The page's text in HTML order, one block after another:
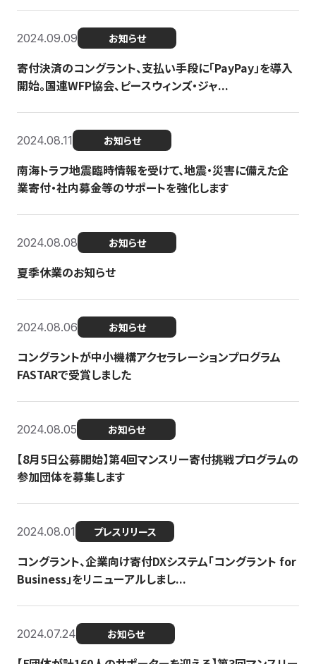
2024.09.09 お知らせ
寄付決済のコングラント、支払い手段に「PayPay」を導入
開始。国連WFP協会、ピースウィンズ・ジャ...
2024.08.11 お知らせ
南海トラフ地震臨時情報を受けて、地震・災害に備えた企
業寄付・社内募金等のサポートを強化します
2024.08.08 お知らせ
夏季休業のお知らせ
2024.08.06 お知らせ
コングラントが中小機構アクセラレーションプログラム
FASTARで受賞しました
2024.08.05 お知らせ
【8月5日公募開始】第4回マンスリー寄付挑戦プログラムの
参加団体を募集します
2024.08.01 プレスリリース
コングラント、企業向け寄付DXシステム「コングラント for
Business」をリニューアルしまし...
2024.07.24 お知らせ